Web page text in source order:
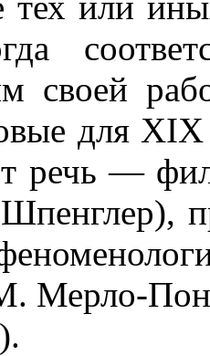
своей
для XIX
речь —
Мерло-